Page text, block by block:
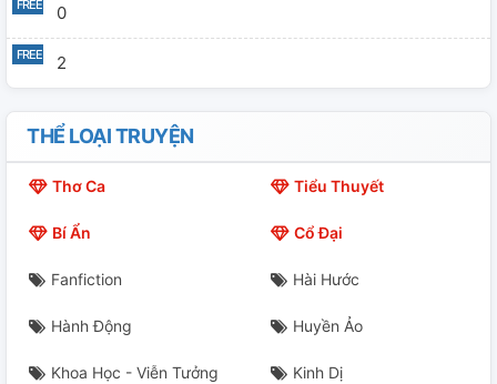
0
2
THỂ LOẠI TRUYỆN
Thơ Ca Tiểu Thuyết
Bí Ẩn Cổ Đại
Fanfiction Hài Hước
Hành Động Huyền Ảo
Khoa Học - Viễn Tưởng Kinh Dị